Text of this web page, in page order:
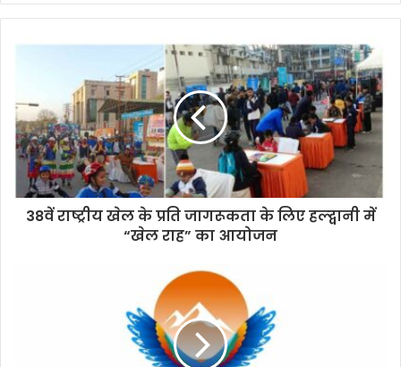
38वें राष्ट्रीय खेल के प्रति जागरूकता के लिए हल्द्वानी में
“खेल राह” का आयोजन